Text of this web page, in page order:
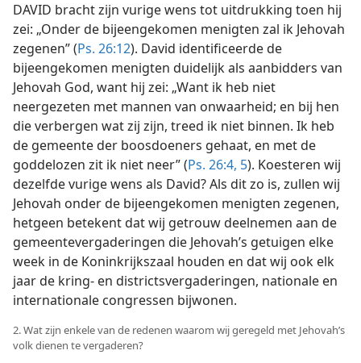
DAVID bracht zijn vurige wens tot uitdrukking toen hij
zei: „Onder de bijeengekomen menigten zal ik Jehovah
zegenen” (Ps. 26:12). David identificeerde de
bijeengekomen menigten duidelijk als aanbidders van
Jehovah God, want hij zei: „Want ik heb niet
neergezeten met mannen van onwaarheid; en bij hen
die verbergen wat zij zijn, treed ik niet binnen. Ik heb
de gemeente der boosdoeners gehaat, en met de
goddelozen zit ik niet neer” (Ps. 26:4, 5). Koesteren wij
dezelfde vurige wens als David? Als dit zo is, zullen wij
Jehovah onder de bijeengekomen menigten zegenen,
hetgeen betekent dat wij getrouw deelnemen aan de
gemeentevergaderingen die Jehovah’s getuigen elke
week in de Koninkrijkszaal houden en dat wij ook elk
jaar de kring- en districtsvergaderingen, nationale en
internationale congressen bijwonen.
2. Wat zijn enkele van de redenen waarom wij geregeld met Jehovah’s
volk dienen te vergaderen?